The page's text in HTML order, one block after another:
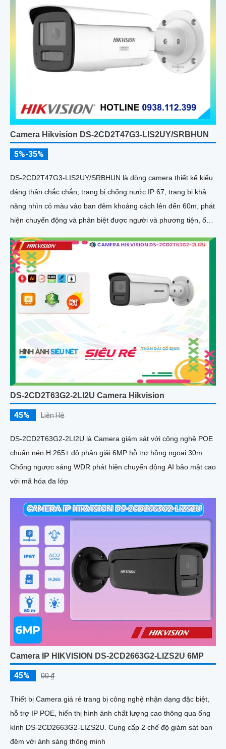
Camera Hikvision DS-2CD2T47G3-LIS2UY/SRBHUN
5%-35%
DS-2CD2T47G3-LIS2UY/SRBHUN là dòng camera thiết kế kiểu
dáng thân chắc chắn, trang bị chống nước IP 67, trang bị khả
năng nhìn có màu vào ban đêm khoảng cách lên đến 60m, phát
hiện chuyển động và phân biệt được người và phương tiện, ống
DS-2CD2T63G2-2LI2U Camera Hikvision
45% Liên Hệ
DS-2CD2T63G2-2LI2U là Camera giám sát với công nghệ POE
chuẩn nén H.265+ độ phân giải 6MP hỗ trợ hồng ngoại 30m.
Chống ngược sáng WDR phát hiện chuyển động AI bảo mật cao
với mã hóa đa lớp
Camera IP HIKVISION DS-2CD2663G2-LIZS2U 6MP
45% 00 ₫
Thiết bị Camera giá rẻ trang bị công nghệ nhận dạng đặc biệt,
hỗ trợ IP POE, hiển thị hình ảnh chất lượng cao thông qua ống
kính DS-2CD2663G2-LIZS2U. Cung cấp 2 chế độ giám sát ban
đêm với ánh sáng thông minh